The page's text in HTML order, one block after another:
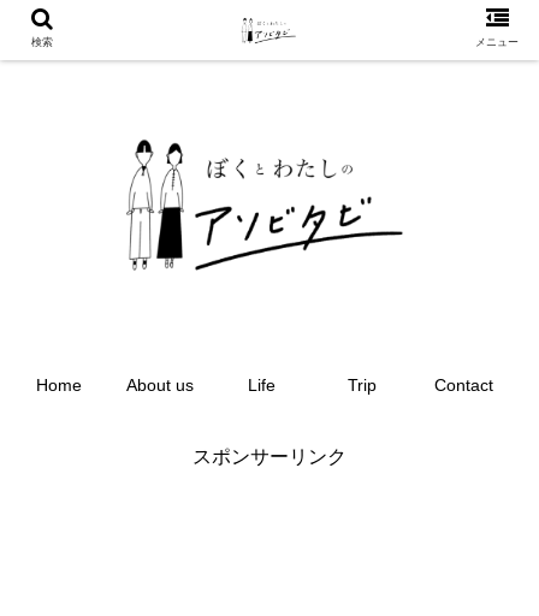
Home About us Life Trip Contact
スポンサーリンク
検索 メニュー